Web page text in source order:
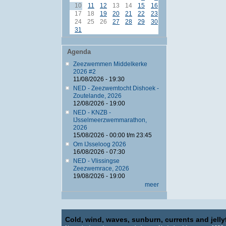
10
11 12 13 14 15
16
17
18 19 20 21 22
23
24
25 26 27 28 29
30
31
Agenda
Zeezwemmen Middelkerke
2026 #2
11/08/2026 - 19:30
NED - Zeezwemtocht Dishoek -
Zoutelande, 2026
12/08/2026 - 19:00
NED - KNZB -
IJsselmeerzwemmarathon,
2026
15/08/2026 - 00:00t/m 23:45
Om IJsseloog 2026
16/08/2026 - 07:30
NED - Vlissingse
Zeezwemrace, 2026
19/08/2026 - 19:00
meer
Cold, wind, waves, sunburn, currents and